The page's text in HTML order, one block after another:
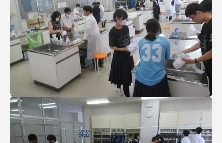
札幌キャンパス
TOKAIスポーツ